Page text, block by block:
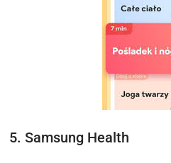
5. Samsung Health